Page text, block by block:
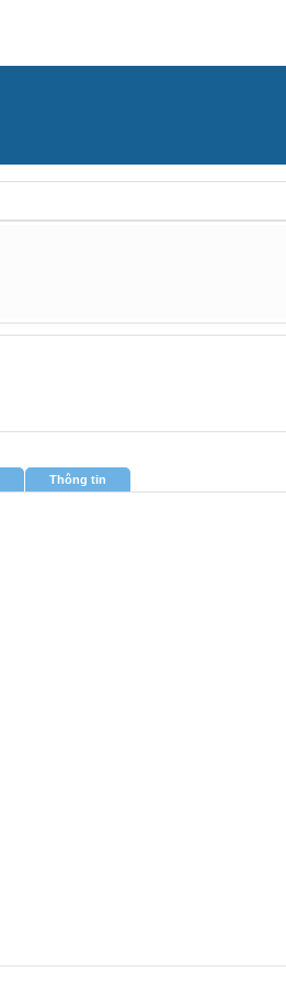
Thông tin